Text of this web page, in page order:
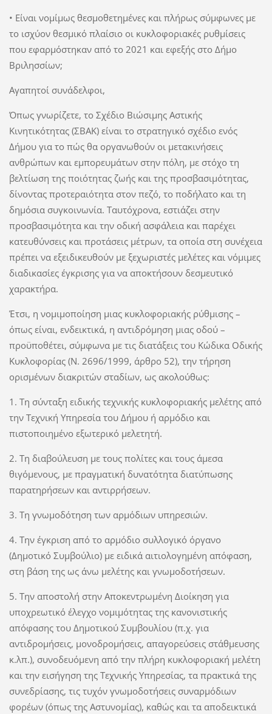
• Είναι νομίμως θεσμοθετημένες και πλήρως σύμφωνες με
το ισχύον θεσμικό πλαίσιο οι κυκλοφοριακές ρυθμίσεις
που εφαρμόστηκαν από το 2021 και εφεξής στο Δήμο
Βριλησσίων;
Αγαπητοί συνάδελφοι,
Όπως γνωρίζετε, το Σχέδιο Βιώσιμης Αστικής
Κινητικότητας (ΣΒΑΚ) είναι το στρατηγικό σχέδιο ενός
Δήμου για το πώς θα οργανωθούν οι μετακινήσεις
ανθρώπων και εμπορευμάτων στην πόλη, με στόχο τη
βελτίωση της ποιότητας ζωής και της προσβασιμότητας,
δίνοντας προτεραιότητα στον πεζό, το ποδήλατο και τη
δημόσια συγκοινωνία. Ταυτόχρονα, εστιάζει στην
προσβασιμότητα και την οδική ασφάλεια και παρέχει
κατευθύνσεις και προτάσεις μέτρων, τα οποία στη συνέχεια
πρέπει να εξειδικευθούν με ξεχωριστές μελέτες και νόμιμες
διαδικασίες έγκρισης για να αποκτήσουν δεσμευτικό
χαρακτήρα.
Έτσι, η νομιμοποίηση μιας κυκλοφοριακής ρύθμισης –
όπως είναι, ενδεικτικά, η αντιδρόμηση μιας οδού –
προϋποθέτει, σύμφωνα με τις διατάξεις του Κώδικα Οδικής
Κυκλοφορίας (Ν. 2696/1999, άρθρο 52), την τήρηση
ορισμένων διακριτών σταδίων, ως ακολούθως:
1. Τη σύνταξη ειδικής τεχνικής κυκλοφοριακής μελέτης από
την Τεχνική Υπηρεσία του Δήμου ή αρμόδιο και
πιστοποιημένο εξωτερικό μελετητή.
2. Τη διαβούλευση με τους πολίτες και τους άμεσα
θιγόμενους, με πραγματική δυνατότητα διατύπωσης
παρατηρήσεων και αντιρρήσεων.
3. Τη γνωμοδότηση των αρμόδιων υπηρεσιών.
4. Την έγκριση από το αρμόδιο συλλογικό όργανο
(Δημοτικό Συμβούλιο) με ειδικά αιτιολογημένη απόφαση,
στη βάση της ως άνω μελέτης και γνωμοδοτήσεων.
5. Την αποστολή στην Αποκεντρωμένη Διοίκηση για
υποχρεωτικό έλεγχο νομιμότητας της κανονιστικής
απόφασης του Δημοτικού Συμβουλίου (π.χ. για
αντιδρομήσεις, μονοδρομήσεις, απαγορεύσεις στάθμευσης
κ.λπ.), συνοδευόμενη από την πλήρη κυκλοφοριακή μελέτη
και την εισήγηση της Τεχνικής Υπηρεσίας, τα πρακτικά της
συνεδρίασης, τις τυχόν γνωμοδοτήσεις συναρμόδιων
φορέων (όπως της Αστυνομίας), καθώς και τα αποδεικτικά